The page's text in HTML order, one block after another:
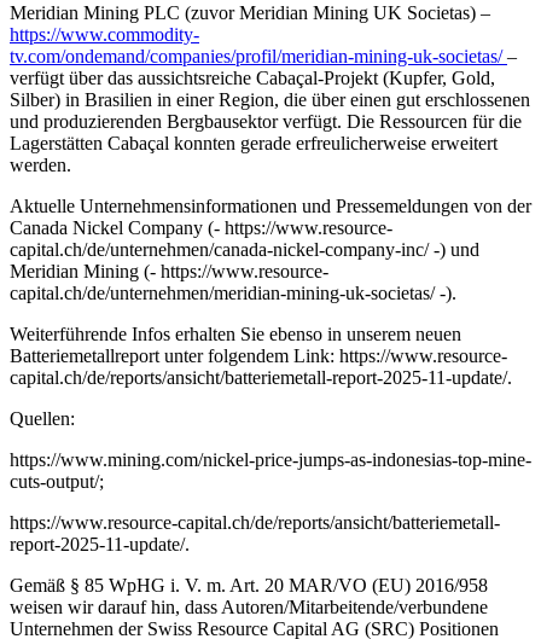
Meridian Mining PLC (zuvor Meridian Mining UK Societas) –
https://www.commodity-
tv.com/ondemand/companies/profil/meridian-mining-uk-societas/–
verfügt über das aussichtsreiche Cabaçal-Projekt (Kupfer, Gold,
Silber) in Brasilien in einer Region, die über einen gut erschlossenen
und produzierenden Bergbausektor verfügt. Die Ressourcen für die
Lagerstätten Cabaçal konnten gerade erfreulicherweise erweitert
werden.
Aktuelle Unternehmensinformationen und Pressemeldungen von der
Canada Nickel Company (- https://www.resource-
capital.ch/de/unternehmen/canada-nickel-company-inc/ -) und
Meridian Mining (- https://www.resource-
capital.ch/de/unternehmen/meridian-mining-uk-societas/ -).
Weiterführende Infos erhalten Sie ebenso in unserem neuen
Batteriemetallreport unter folgendem Link: https://www.resource-
capital.ch/de/reports/ansicht/batteriemetall-report-2025-11-update/.
Quellen:
https://www.mining.com/nickel-price-jumps-as-indonesias-top-mine-
cuts-output/;
https://www.resource-capital.ch/de/reports/ansicht/batteriemetall-
report-2025-11-update/.
Gemäß § 85 WpHG i. V. m. Art. 20 MAR/VO (EU) 2016/958
weisen wir darauf hin, dass Autoren/Mitarbeitende/verbundene
Unternehmen der Swiss Resource Capital AG (SRC) Positionen